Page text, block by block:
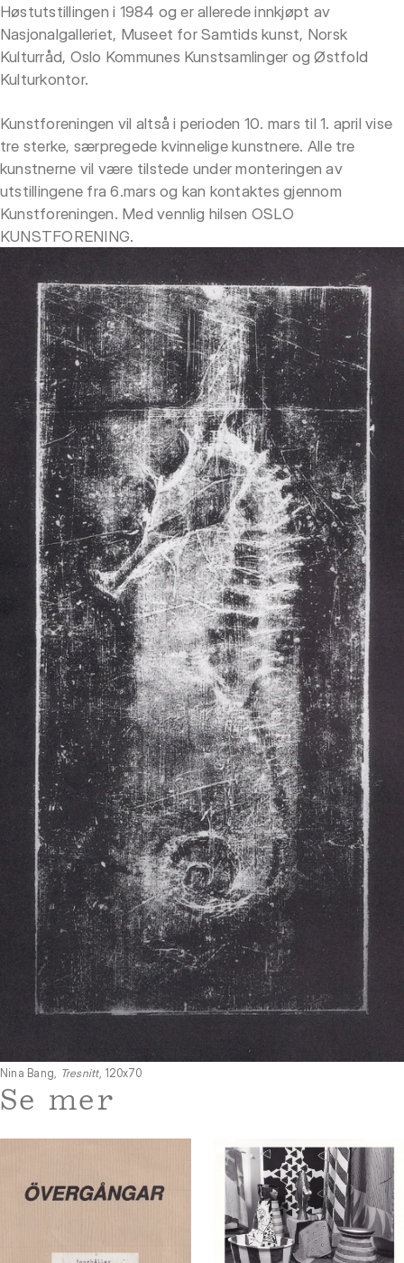
Høstutstillingen i 1984 og er allerede innkjøpt av
Nasjonalgalleriet, Museet for Samtids kunst, Norsk
Kulturråd, Oslo Kommunes Kunstsamlinger og Østfold
Kulturkontor.
Kunstforeningen vil altså i perioden 10. mars til 1. april vise
tre sterke, særpregede kvinnelige kunstnere. Alle tre
kunstnerne vil være tilstede under monteringen av
utstillingene fra 6.mars og kan kontaktes gjennom
Kunstforeningen. Med vennlig hilsen OSLO
KUNSTFORENING.
Nina Bang, Tresnitt, 120x70
Se mer